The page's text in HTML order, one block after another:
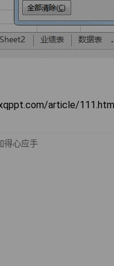
article/
得心应手